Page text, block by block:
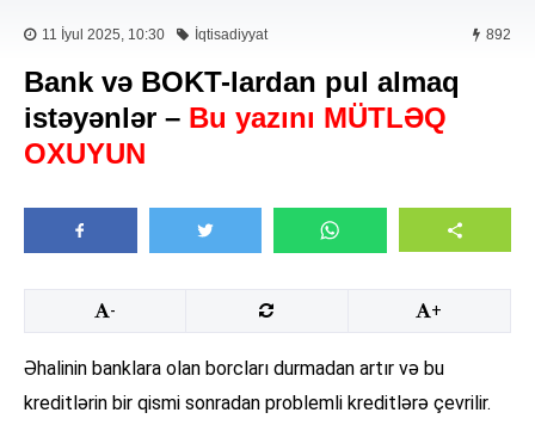
11 İyul 2025, 10:30 İqtisadiyyat 892
Bank və BOKT-lardan pul almaq
istəyənlər – Bu yazını MÜTLƏQ
OXUYUN
- +
Əhalinin banklara olan borcları durmadan artır və bu
kreditlərin bir qismi sonradan problemli kreditlərə çevrilir.